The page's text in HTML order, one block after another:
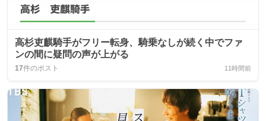
高杉吏麒騎手がフリー転身、騎乗なしが続く中でファ
ンの間に疑問の声が上がる
17件のポスト 11時間前